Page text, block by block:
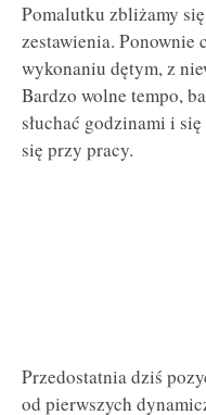
Pomalutku zbliżamy
zestawienia. Ponownie
wykonaniu dętym, z
Bardzo wolne tempo,
słuchać godzinami i
się przy pracy.
Przedostatnia dziś
od pierwszych